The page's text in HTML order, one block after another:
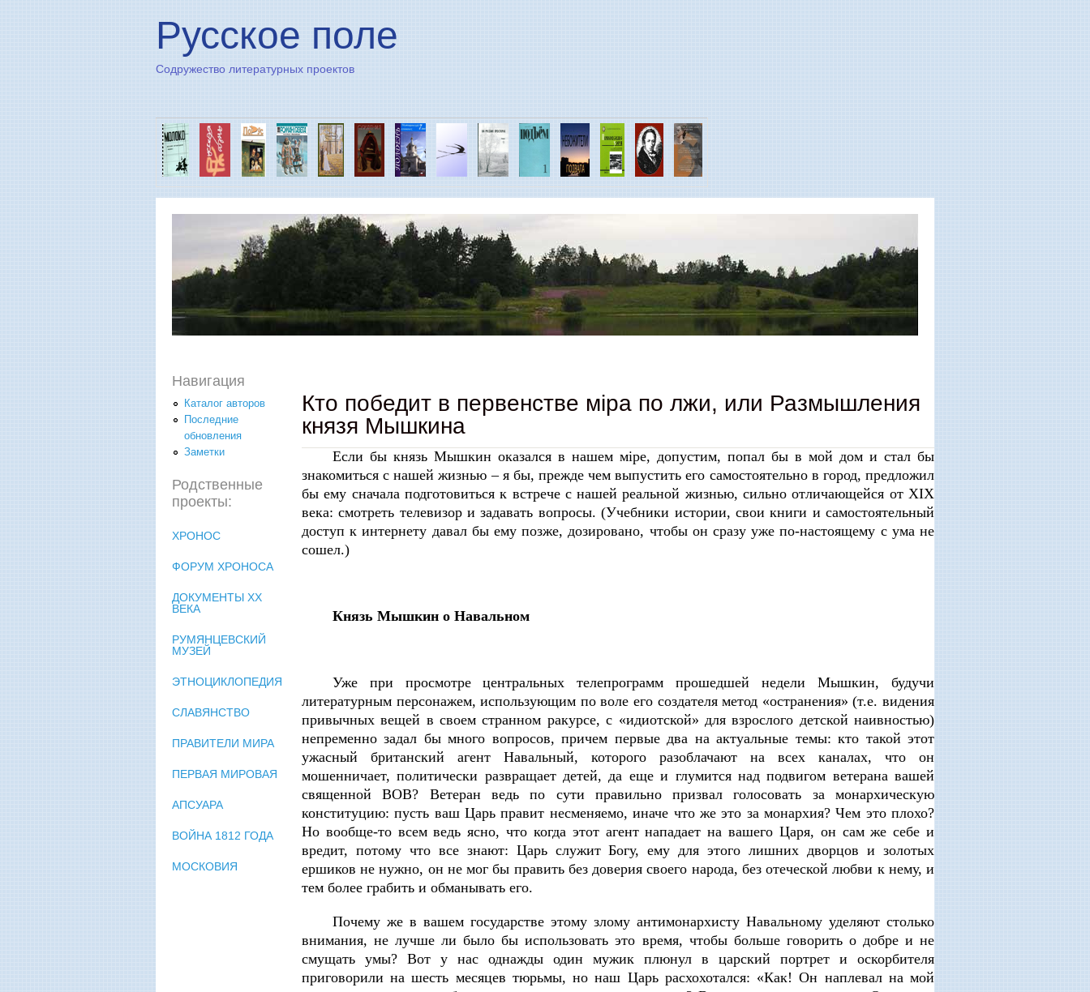
Русское поле
Содружество литературных проектов
Кто победит в первенстве мiра по лжи, или Размышления
князя Мышкина
Если бы князь Мышкин оказался в нашем мiре, допустим, попал бы в мой дом и стал бы
знакомиться с нашей жизнью ‒ я бы, прежде чем выпустить его самостоятельно в город, предложил
бы ему сначала подготовиться к встрече с нашей реальной жизнью, сильно отличающейся от XIX
века: смотреть телевизор и задавать вопросы. (Учебники истории, свои книги и самостоятельный
доступ к интернету давал бы ему позже, дозировано, чтобы он сразу уже по-настоящему с ума не
сошел.)
Князь Мышкин о Навальном
Уже при просмотре центральных телепрограмм прошедшей недели Мышкин, будучи
литературным персонажем, использующим по воле его создателя метод «остранения» (т.е. видения
привычных вещей в своем странном ракурсе, с «идиотской» для взрослого детской наивностью)
непременно задал бы много вопросов, причем первые два на актуальные темы: кто такой этот
ужасный британский агент Навальный, которого разоблачают на всех каналах, что он
мошенничает, политически развращает детей, да еще и глумится над подвигом ветерана вашей
священной ВОВ? Ветеран ведь по сути правильно призвал голосовать за монархическую
конституцию: пусть ваш Царь правит несменяемо, иначе что же это за монархия? Чем это плохо?
Но вообще-то всем ведь ясно, что когда этот агент нападает на вашего Царя, он сам же себе и
вредит, потому что все знают: Царь служит Богу, ему для этого лишних дворцов и золотых
ершиков не нужно, он не мог бы править без доверия своего народа, без отеческой любви к нему, и
тем более грабить и обманывать его.
Почему же в вашем государстве этому злому антимонархисту Навальному уделяют столько
внимания, не лучше ли было бы использовать это время, чтобы больше говорить о добре и не
смущать умы? Вот у нас однажды один мужик плюнул в царский портрет и оскорбителя
приговорили на шесть месяцев тюрьмы, но наш Царь расхохотался: «Как! Он наплевал на мой
Навигация
Каталог авторов
Последние
обновления
Заметки
Родственные
проекты:
ХРОНОС
ФОРУМ ХРОНОСА
ДОКУМЕНТЫ XX
ВЕКА
РУМЯНЦЕВСКИЙ
МУЗЕЙ
ЭТНОЦИКЛОПЕДИЯ
СЛАВЯНСТВО
ПРАВИТЕЛИ МИРА
ПЕРВАЯ МИРОВАЯ
АПСУАРА
ВОЙНА 1812 ГОДА
МОСКОВИЯ